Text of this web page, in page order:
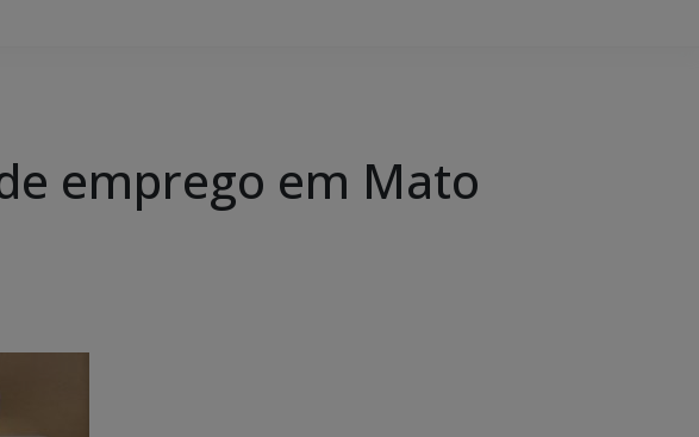
emprego em Mato